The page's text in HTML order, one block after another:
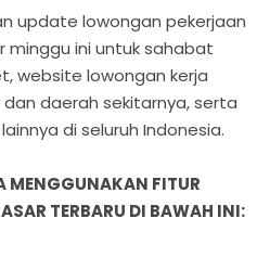
update lowongan pekerjaan
minggu ini untuk sahabat
website lowongan kerja
daerah sekitarnya, serta
di seluruh Indonesia.
MENGGUNAKAN FITUR
TERBARU DI BAWAH INI: